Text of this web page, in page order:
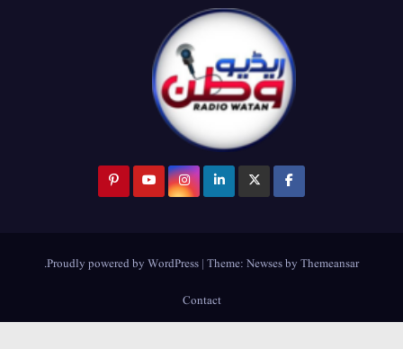
Proudly powered by WordPress |Theme:NewsesbyThemeansar
.
Contact